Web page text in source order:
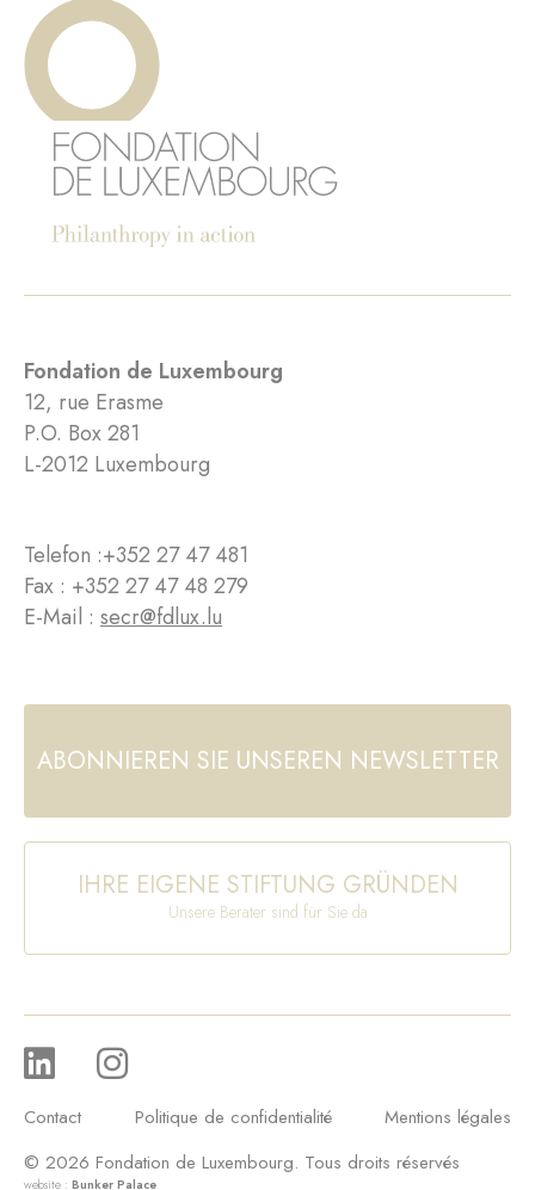
Fondation de Luxembourg
12, rue Erasme
P.O. Box 281
L-2012 Luxembourg
Telefon :+352 27 47 481
Fax : +352 27 47 48 279
E-Mail : secr@fdlux.lu
ABONNIEREN SIE UNSEREN NEWSLETTER
IHRE EIGENE STIFTUNG GRÜNDEN
Unsere Berater sind für Sie da
Contact Politique de confidentialité
Mentions légales
© 2026 Fondation de Luxembourg. Tous droits réservés
website : Bunker Palace